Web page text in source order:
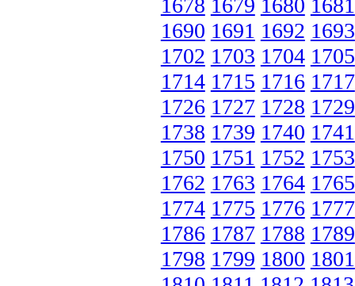
1678 1679 1680 1681
1690 1691 1692 1693
1702 1703 1704 1705
1714 1715 1716 1717
1726 1727 1728 1729
1738 1739 1740 1741
1750 1751 1752 1753
1762 1763 1764 1765
1774 1775 1776 1777
1786 1787 1788 1789
1798 1799 1800 1801